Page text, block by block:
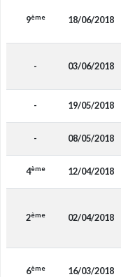
9ème 18/06/2018
- 03/06/2018
- 19/05/2018
- 08/05/2018
4ème 12/04/2018
2ème 02/04/2018
6ème 16/03/2018